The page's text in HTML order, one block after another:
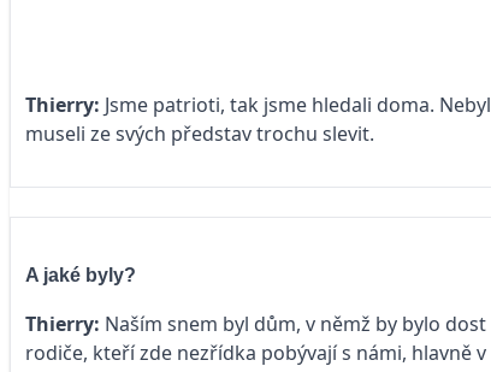
Thierry: Jsme patrioti, tak jsme hledali doma.
museli ze svých představ trochu slevit.
A jaké byly?
Thierry: Naším snem byl dům, v němž by bylo
rodiče, kteří zde nezřídka pobývají s námi, hlavně